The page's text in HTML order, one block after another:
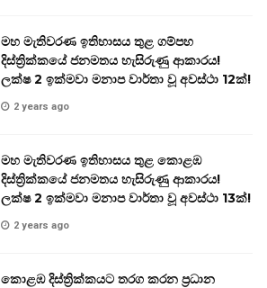
මහ මැතිවරණ ඉතිහාසය තුළ ගම්පහ
දිස්ත්‍රික්කයේ ජනමතය හැසිරුණු ආකාරය!
ලක්ෂ 2 ඉක්මවා මනාප වාර්තා වූ අවස්ථා 12ක්!
2 years ago
මහ මැතිවරණ ඉතිහාසය තුළ කොළඹ
දිස්ත්‍රික්කයේ ජනමතය හැසිරුණු ආකාරය!
ලක්ෂ 2 ඉක්මවා මනාප වාර්තා වූ අවස්ථා 13ක්!
2 years ago
කොළඹ දිස්ත්‍රික්කයට තරග කරන ප්‍රධාන